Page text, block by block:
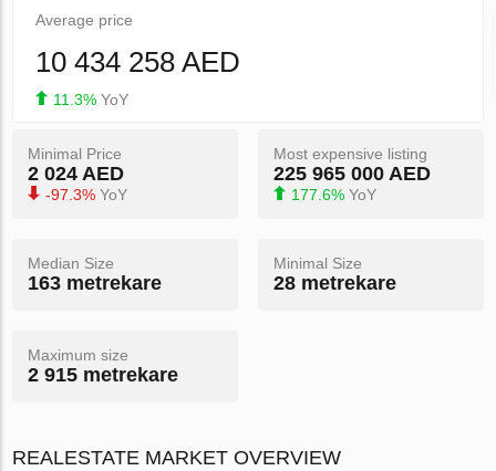
Average price
10 434 258 AED
11.3% YoY
Minimal Price
2 024 AED
-97.3% YoY
Most expensive listing
225 965 000 AED
177.6% YoY
Median Size
163 metrekare
Minimal Size
28 metrekare
Maximum size
2 915 metrekare
REALESTATE MARKET OVERVIEW